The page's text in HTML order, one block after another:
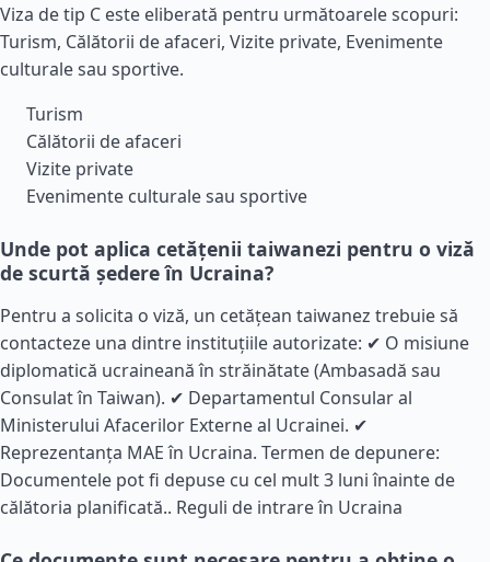
Viza de tip C este eliberată pentru următoarele scopuri:
Turism, Călătorii de afaceri, Vizite private, Evenimente
culturale sau sportive.
Turism
Călătorii de afaceri
Vizite private
Evenimente culturale sau sportive
Unde pot aplica cetățenii taiwanezi pentru o viză
de scurtă ședere în Ucraina?
Pentru a solicita o viză, un cetățean taiwanez trebuie să
contacteze una dintre instituțiile autorizate: ✔ O misiune
diplomatică ucraineană în străinătate (Ambasadă sau
Consulat în Taiwan). ✔ Departamentul Consular al
Ministerului Afacerilor Externe al Ucrainei. ✔
Reprezentanța MAE în Ucraina. Termen de depunere:
Documentele pot fi depuse cu cel mult 3 luni înainte de
călătoria planificată.. Reguli de intrare în Ucraina